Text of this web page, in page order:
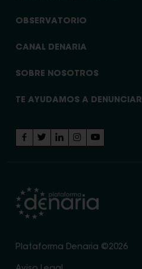
OBSERVATORIO
CANAL DENARIA
SOBRE NOSOTROS
TE AYUDAMOS A DENUNCIAR
Plataforma Denaria ©2026